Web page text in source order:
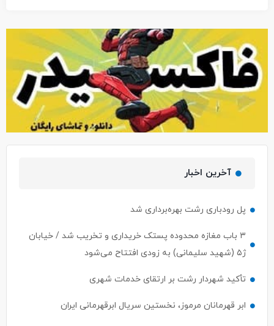
آخرین اخبار
پل رودباری رشت بهره‌برداری شد
۳ باب مغازه محدوده پستک خریداری و تخریب شد / خیابان
ژ۵ (شهید سلیمانی) به زودی افتتاح می‌شود
تأکید شهردار رشت بر ارتقای خدمات شهری
ابر قهرمانان مرموز، نخستین سریال ابرقهرمانی ایران